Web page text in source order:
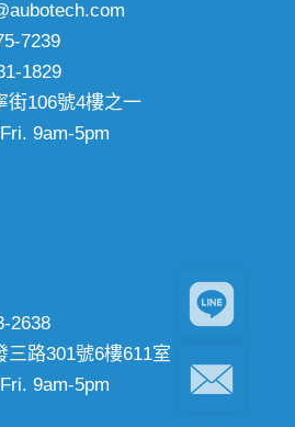
7239
1829
街106號4樓之一
9am-5pm
2638
三路301號6樓611室
9am-5pm